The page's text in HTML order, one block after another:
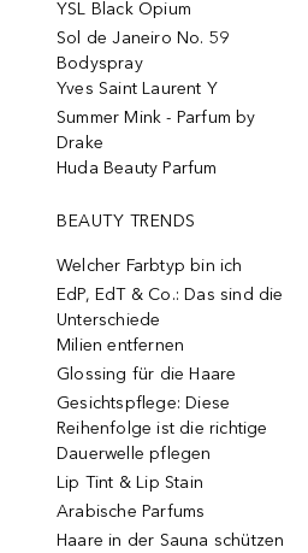
YSL Black Opium
Sol de Janeiro No. 59
Bodyspray
Yves Saint Laurent Y
Summer Mink - Parfum by
Drake
Huda Beauty Parfum
BEAUTY TRENDS
Welcher Farbtyp bin ich
EdP, EdT & Co.: Das sind die
Unterschiede
Milien entfernen
Glossing für die Haare
Gesichtspflege: Diese
Reihenfolge ist die richtige
Dauerwelle pflegen
Lip Tint & Lip Stain
Arabische Parfums
Haare in der Sauna schützen